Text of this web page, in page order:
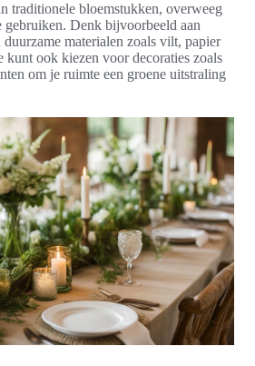
traditionele bloemstukken, overweeg
gebruiken. Denk bijvoorbeeld aan
materialen zoals vilt, papier
kunt ook kiezen voor decoraties zoals
om je ruimte een groene uitstraling